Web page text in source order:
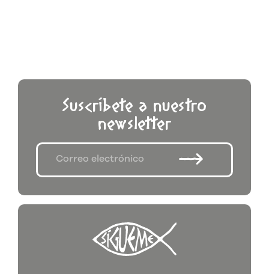
Suscríbete a nuestro
newsletter